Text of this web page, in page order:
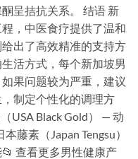
呈拮抗关系。 结语 新
，中医食疗提供了温和
出了高效精准的支持方
活方式，每个新加坡男
果问题较为严重，建议
制定个性化的调理方
USA Black Gold） — 动
藤素（Japan Tengsu）
查看更多男性健康产